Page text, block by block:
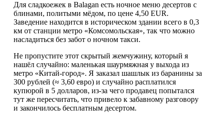
Для сладкоежек в Balagan есть ночное меню десертов с
блинами, политыми мёдом, по цене 4,50 EUR.
Заведение находится в историческом здании всего в 0,3
км от станции метро «Комсомольская», так что можно
насладиться без забот о ночном такси.
Не пропустите этот скрытый жемчужину, который я
нашёл случайно: маленькая шаурмяжная у выхода из
метро «Китай-город». Я заказал шашлык из баранины за
300 рублей (≈ 3,60 евро) и случайно расплатился
купюрой в 5 долларов, из-за чего продавец попытался
тут же пересчитать, что привело к забавному разговору
и закончилось бесплатным десертом.